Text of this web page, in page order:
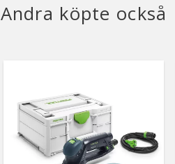
Andra köpte också